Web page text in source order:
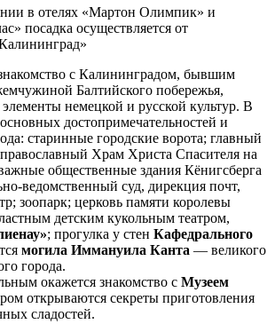
в отелях «Мартон Олимпик» и
посадка осуществляется от
с Калининградом, бывшим
Балтийского побережья,
немецкой и русской культур. В
достопримечательностей и
старинные городские ворота; главный
Храм Христа Спасителя на
общественные здания Кёнигсберга
ведомственный суд, дирекция почт,
зоопарк; церковь памяти королевы
детским кукольным театром,
; прогулка у стен Кафедрального
могила Иммануила Канта — великого
города.
окажется знакомство с Музеем
открываются секреты приготовления
сладостей.